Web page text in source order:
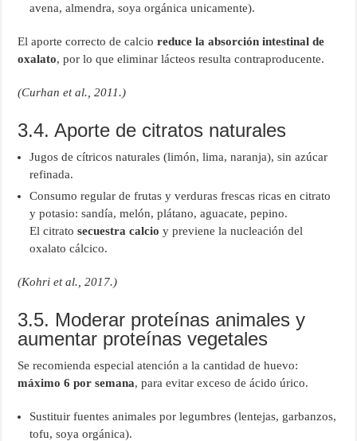
avena, almendra, soya orgánica unicamente).
El aporte correcto de calcioreduce la absorción intestinal de
oxalato, por lo que eliminar lácteos resulta contraproducente.
(Curhan et al., 2011.)
3.4. Aporte de citratos naturales
Jugos de cítricos naturales (limón, lima, naranja), sin azúcar
refinada.
Consumo regular de frutas y verduras frescas ricas en citrato
y potasio: sandía, melón, plátano, aguacate, pepino.
El citratosecuestra calcio y previene la nucleación del
oxalato cálcico.
(Kohri et al., 2017.)
3.5. Moderar proteínas animales y
aumentar proteínas vegetales
Se recomienda especial atención a la cantidad de huevo:
máximo 6 por semana, para evitar exceso de ácido úrico.
Sustituir fuentes animales por legumbres (lentejas, garbanzos,
tofu, soya orgánica).